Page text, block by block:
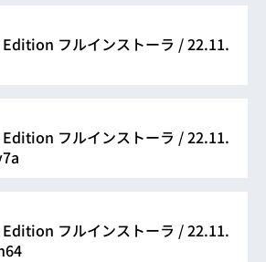
Edition フルインストーラ / 22.11.
Edition フルインストーラ / 22.11.
Edition フルインストーラ / 22.11.